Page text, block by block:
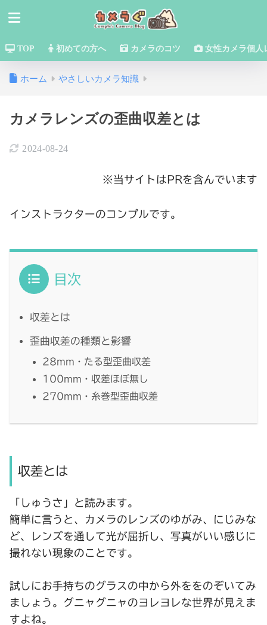
TOP 初めての方へ カメラのコツ 女性カメラ個人
ホーム やさしいカメラ知識
カメラレンズの歪曲収差とは
2024-08-24
※当サイトはPRを含んでいます
インストラクターのコンプルです。
目次
収差とは
歪曲収差の種類と影響
28mm・たる型歪曲収差
100mm・収差ほぼ無し
270mm・糸巻型歪曲収差
収差とは
「しゅうさ」と読みます。
簡単に言うと、カメラのレンズのゆがみ、にじみな
ど、レンズを通して光が屈折し、写真がいい感じに
撮れない現象のことです。
試しにお手持ちのグラスの中から外ををのぞいてみ
ましょう。グニャグニャのヨレヨレな世界が見えま
すよね。